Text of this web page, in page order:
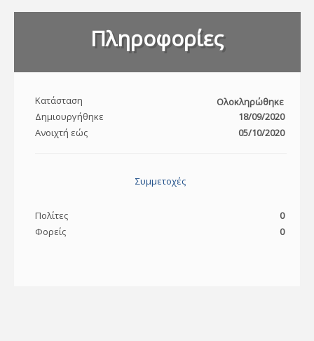
Πληροφορίες
Κατάσταση
Ολοκληρώθηκε
Δημιουργήθηκε
18/09/2020
Ανοιχτή εώς
05/10/2020
Συμμετοχές
Πολίτες
0
Φορείς
0